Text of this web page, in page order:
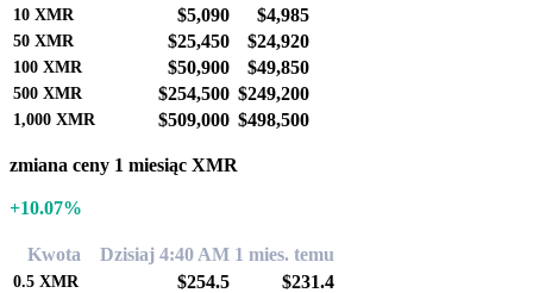
10 XMR $5,090 $4,985
50 XMR $25,450 $24,920
100 XMR $50,900 $49,850
500 XMR $254,500 $249,200
1,000 XMR $509,000 $498,500
zmiana ceny 1 miesiąc XMR
+10.07%
Kwota Dzisiaj 4:40 AM 1 mies. temu
0.5 XMR $254.5 $231.4